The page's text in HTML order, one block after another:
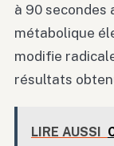
à 90 secondes
métabolique
modifie
résultats
LIRE AUSSI